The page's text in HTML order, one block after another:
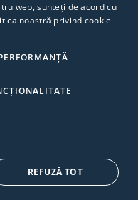
web, sunteți de acord cu
noastră privind cookie-
REFUZĂ TOT